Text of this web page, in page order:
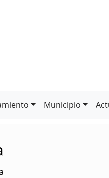
Municipio